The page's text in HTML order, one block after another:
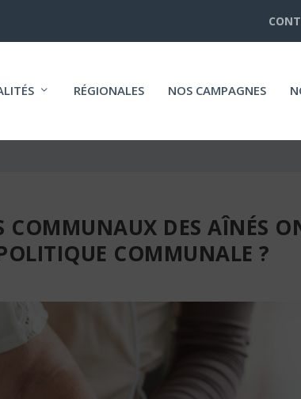
RÉGIONALES NOS CAMPAGNES
COMMUNAUX DES AÎNÉS
COMMUNALE ?